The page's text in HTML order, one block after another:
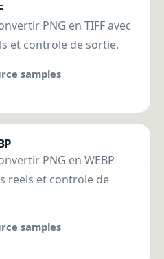
PNG en TIFF avec
et controle de sortie.
samples
PNG en WEBP
reels et controle de
samples